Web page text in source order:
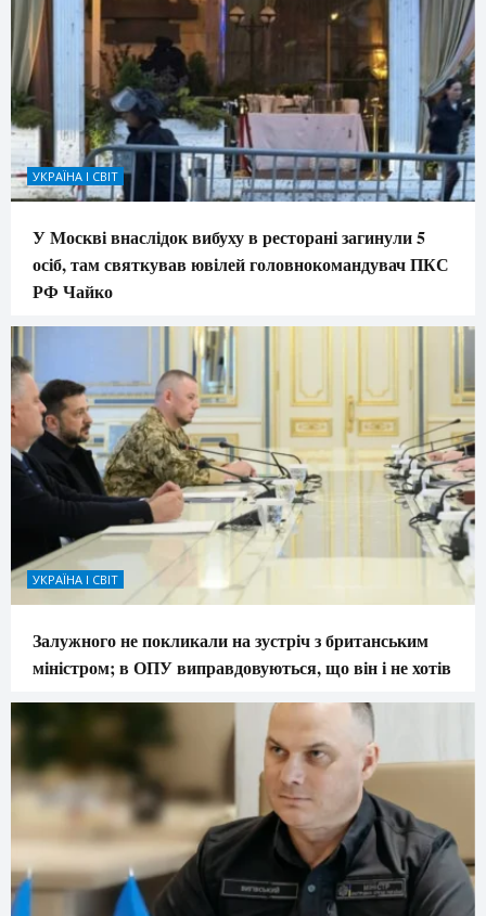
УКРАЇНА І СВІТ
У Москві внаслідок вибуху в ресторані загинули 5
осіб, там святкував ювілей головнокомандувач ПКС
РФ Чайко
УКРАЇНА І СВІТ
Залужного не покликали на зустріч з британським
міністром; в ОПУ виправдовуються, що він і не хотів